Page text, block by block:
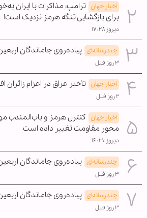
اخبار جهان ترامپ: مذاکرات با ایران
برای بازگشایی تنگه هرمز نزدیک است!
دیروز ۱۷:۲۸
چندرسانه‌ای پیاده‌روی جاماندگان
۳ روز قبل
اخبار جهان تأخیر عراق در اعزام زائران
۲ روز قبل
اخبار جهان کنترل هرمز و باب‌المندب
محور مقاومت تغییر داده است
دیروز ۱۶:۳۰
چندرسانه‌ای پیاده‌روی جاماندگان
۳ روز قبل
چندرسانه‌ای پیاده‌روی جاماندگان
۳ روز قبل